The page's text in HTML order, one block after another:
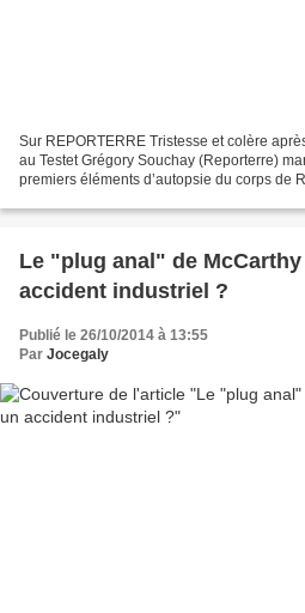
Sur REPORTERRE Tristesse et colère
au Testet Grégory Souchay (Reporterre)
premiers éléments d’autopsie du corps de
Le "plug anal" de
accident industriel ?
Publié le 26/10/2014 à 13:55
Par Jocegaly